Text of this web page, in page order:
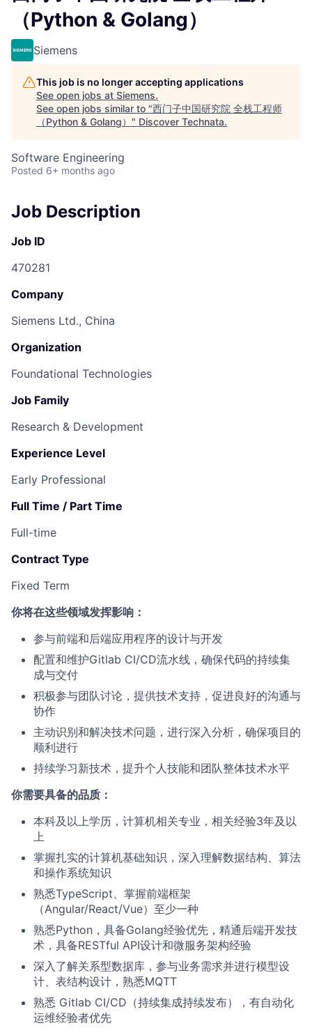
（Python & Golang）
Siemens
This job is no longer accepting applications
See open jobs at Siemens.
See open jobs similar to "西门子中国研究院 全栈工程师
（Python & Golang） " Discover Technata.
Software Engineering
Posted 6+ months ago
Job Description
Job ID
470281
Company
Siemens Ltd., China
Organization
Foundational Technologies
Job Family
Research & Development
Experience Level
Early Professional
Full Time / Part Time
Full-time
Contract Type
Fixed Term
你将在这些领域发挥影响：
参与前端和后端应用程序的设计与开发
配置和维护Gitlab CI/CD流水线，确保代码的持续集
成与交付
积极参与团队讨论，提供技术支持，促进良好的沟通与
协作
主动识别和解决技术问题，进行深入分析，确保项目的
顺利进行
持续学习新技术，提升个人技能和团队整体技术水平
你需要具备的品质：
本科及以上学历，计算机相关专业，相关经验3年及以
上
掌握扎实的计算机基础知识，深入理解数据结构、算法
和操作系统知识
熟悉TypeScript、掌握前端框架
（Angular/React/Vue）至少一种
熟悉Python，具备Golang经验优先，精通后端开发技
术，具备RESTful API设计和微服务架构经验
深入了解关系型数据库，参与业务需求并进行模型设
计、表结构设计，熟悉MQTT
熟悉 Gitlab CI/CD（持续集成持续发布），有自动化
运维经验者优先